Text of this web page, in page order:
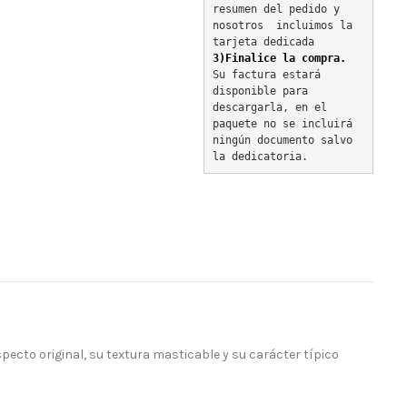
resumen del pedido y
nosotros  incluimos la
tarjeta dedicada
3)Finalice la compra.
Su factura estará
disponible para
descargarla, en el
paquete no se incluirá
ningún documento salvo
la dedicatoria.
original, su textura masticable y su carácter típico